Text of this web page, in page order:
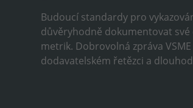
Budoucí standardy pro
důvěryhodně dokumentovat
metrik. Dobrovolná zpráva
dodavatelském řetězci a